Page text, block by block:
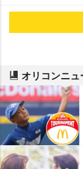
オリコンニ